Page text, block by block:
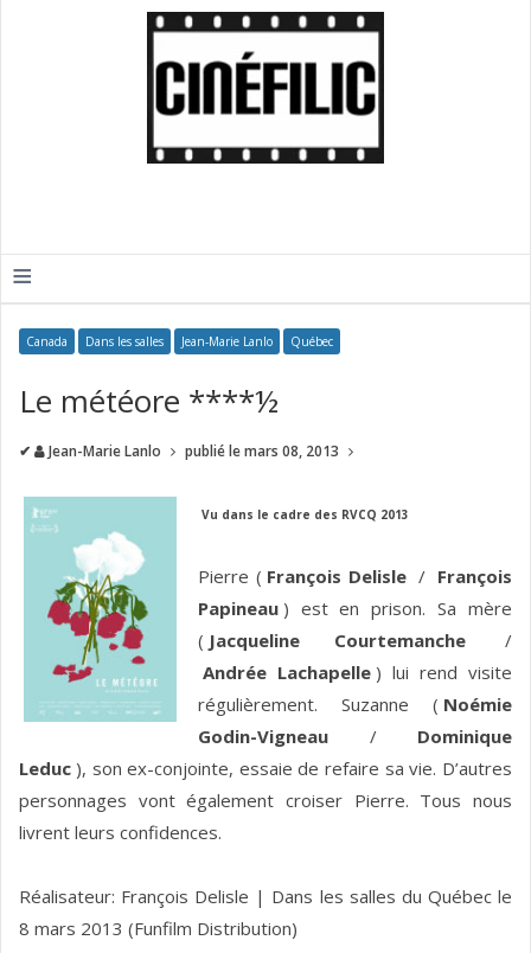
≡
Canada Dans les salles Jean-Marie Lanlo Québec
Le météore ****½
✔ Jean-Marie Lanlo publié lemars 08, 2013
Vu dans le cadre des RVCQ 2013
Pierre ( François Delisle / François
Papineau ) est en prison. Sa mère
( Jacqueline Courtemanche
/
Andrée Lachapelle ) lui rend visite
régulièrement. Suzanne ( Noémie
Godin-Vigneau
/
Dominique
Leduc ), son ex-conjointe, essaie de refaire sa vie. D’autres
personnages vont également croiser Pierre. Tous nous
livrent leurs confidences.
Réalisateur: François Delisle | Dans les salles du Québec le
8 mars 2013 (Funfilm Distribution)